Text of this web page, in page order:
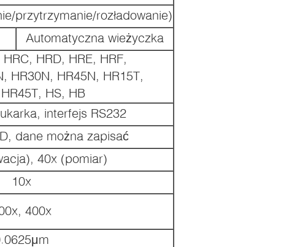
przytrzymanie/rozładowanie)
Automatyczna wieżyczka
HRD, HRE, HRF,
HR30N, HR45N, HR15T,
HS, HB
interfejs RS232
dane można zapisać
40x (pomiar)
10x
400x